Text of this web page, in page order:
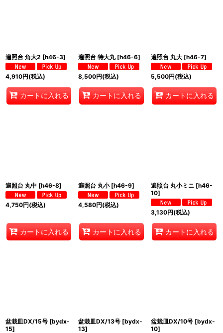
遍照台 角大2 [h46-3]
4,910円(税込)
カートに入れる
遍照台 特大丸 [h46-6]
8,500円(税込)
カートに入れる
遍照台 丸大 [h46-7]
5,500円(税込)
カートに入れる
遍照台 丸中 [h46-8]
4,750円(税込)
カートに入れる
遍照台 丸小 [h46-9]
4,580円(税込)
カートに入れる
遍照台 丸小ミニ [h46-
10]
3,130円(税込)
カートに入れる
盆栽皿DX/15号 [bydx-
15]
盆栽皿DX/13号 [bydx-
13]
盆栽皿DX/10号 [bydx-
10]